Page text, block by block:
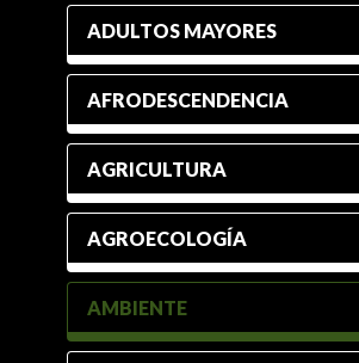
ADULTOS MAYORES
AFRODESCENDENCIA
AGRICULTURA
AGROECOLOGÍA
AMBIENTE